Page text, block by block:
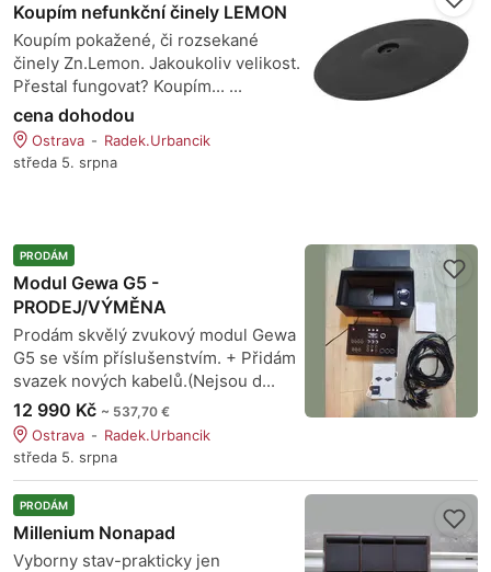
Koupím nefunkční činely LEMON
Koupím pokažené, či rozsekané
činely Zn.Lemon. Jakoukoliv velikost.
Přestal fungovat? Koupím... ...
cena dohodou
Ostrava
Radek.Urbancik
středa 5. srpna
PRODÁM
Modul Gewa G5 -
PRODEJ/VÝMĚNA
Prodám skvělý zvukový modul Gewa
G5 se vším příslušenstvím. + Přidám
svazek nových kabelů.(Nejsou d...
12 990 Kč ~ 537,70 €
Ostrava
Radek.Urbancik
středa 5. srpna
PRODÁM
Millenium Nonapad
Vyborny stav-prakticky jen